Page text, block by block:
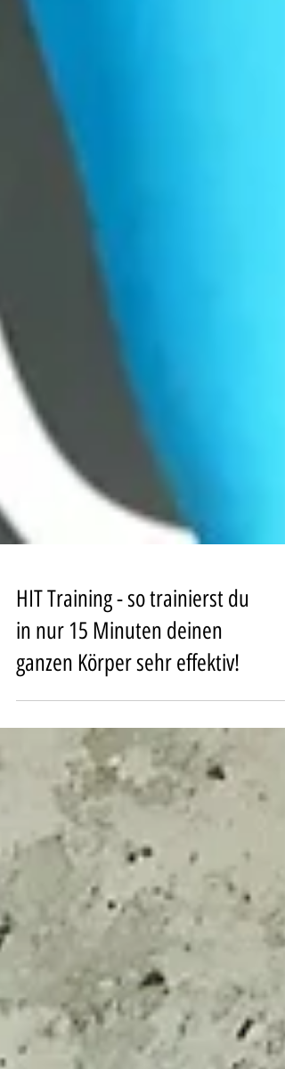
HIT Training - so trainierst du
in nur 15 Minuten deinen
ganzen Körper sehr effektiv!